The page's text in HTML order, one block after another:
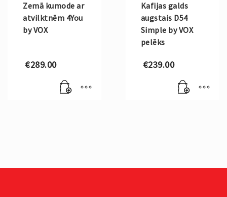
Zemā kumode ar
atvilktnēm 4You
by VOX
€289.00
Kafijas galds
augstais D54
Simple by VOX
pelēks
€239.00